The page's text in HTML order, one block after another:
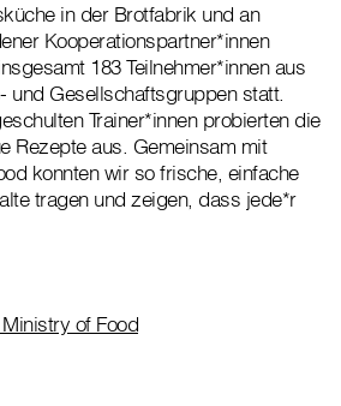
in der Brotfabrik und an
Kooperationspartner*innen
183 Teilnehmer*innen aus
und Gesellschaftsgruppen statt.
Trainer*innen probierten die
Rezepte aus. Gemeinsam mit
konnten wir so frische, einfache
tragen und zeigen, dass jede*r
of Food